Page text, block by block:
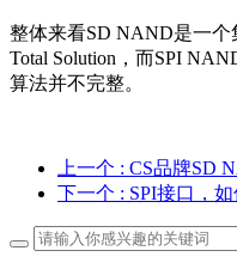
整体来看SD NAND是一个
Total Solution，而SPI
算法并不完整。
上一个 : CS品牌SD
下一个 : SPI接口，